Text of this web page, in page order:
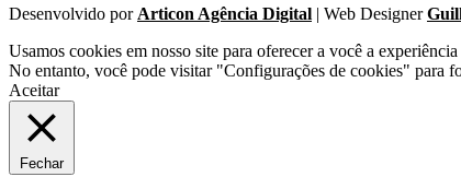
Desenvolvido por Articon Agência Digital | Web Designer
Usamos cookies em nosso site para oferecer a você a
No entanto, você pode visitar "Configurações de cookies" para
Aceitar
Fechar